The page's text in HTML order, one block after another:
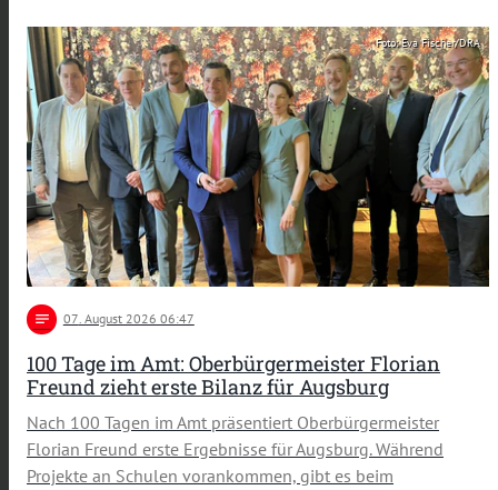
Foto: Eva Fischer/DRA
notes 07. August 2026 06:47
100 Tage im Amt: Oberbürgermeister Florian
Freund zieht erste Bilanz für Augsburg
Nach 100 Tagen im Amt präsentiert Oberbürgermeister
Florian Freund erste Ergebnisse für Augsburg. Während
Projekte an Schulen vorankommen, gibt es beim